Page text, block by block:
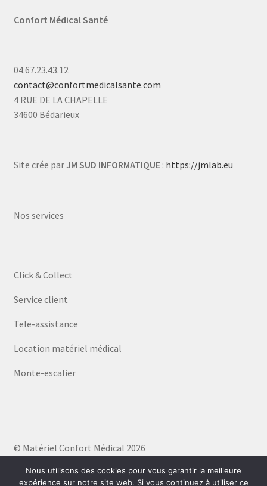
Confort Médical Santé
04.67.23.43.12
contact@confortmedicalsante.com
4 RUE DE LA CHAPELLE
34600 Bédarieux
Site crée par JM SUD INFORMATIQUE: https://jmlab.eu
Nos services
Click & Collect
Service client
Tele-assistance
Location matériel médical
Monte-escalier
© Matériel Confort Médical 2026
Nous utilisons des cookies pour vous garantir la meilleure
expérience sur notre site web. Si vous continuez à utiliser ce